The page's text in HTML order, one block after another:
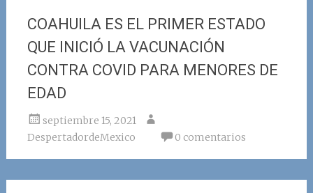
COAHUILA ES EL PRIMER ESTADO
QUE INICIÓ LA VACUNACIÓN
CONTRA COVID PARA MENORES DE
EDAD
septiembre 15, 2021
DespertadordeMexico
0 comentarios